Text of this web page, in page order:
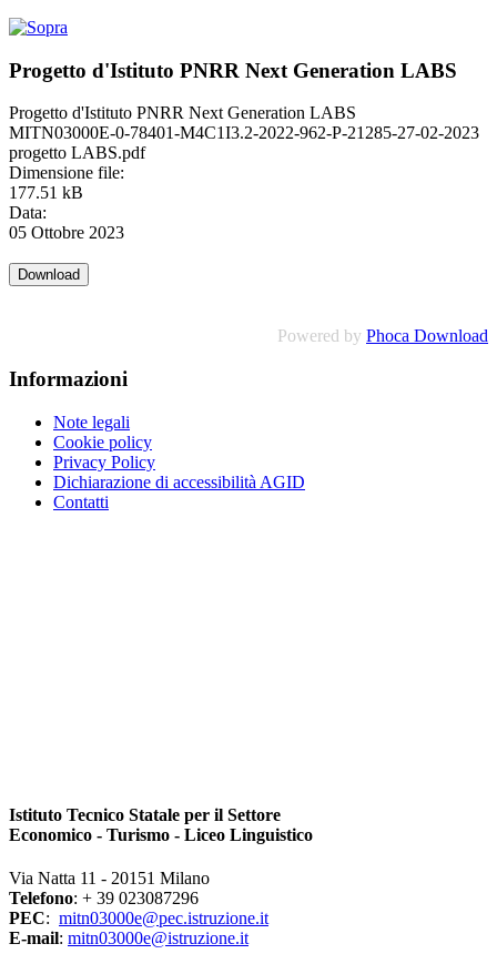
Progetto d'Istituto PNRR Next Generation LABS
Progetto d'Istituto PNRR Next Generation LABS
MITN03000E-0-78401-M4C1I3.2-2022-962-P-21285-27-02-2023
progetto LABS.pdf
Dimensione file:
177.51 kB
Data:
05 Ottobre 2023
Powered by Phoca Download
Informazioni
Note legali
Cookie policy
Privacy Policy
Dichiarazione di accessibilità AGID
Contatti
Istituto Tecnico Statale per il Settore
Economico - Turismo - Liceo Linguistico
Via Natta 11 - 20151 Milano
Telefono: + 39 023087296
PEC: mitn03000e@pec.istruzione.it
E-mail: mitn03000e@istruzione.it